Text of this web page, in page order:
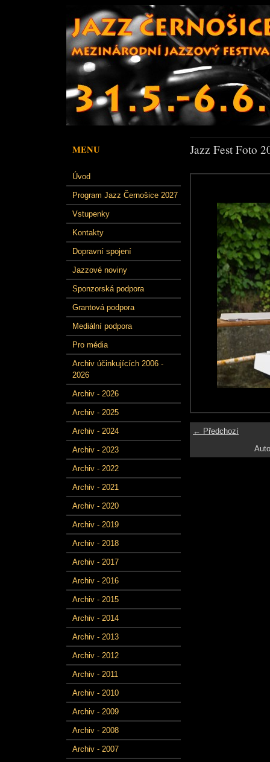
MENU
Úvod
Program Jazz Černošice 2027
Vstupenky
Kontakty
Dopravní spojení
Jazzové noviny
Sponzorská podpora
Grantová podpora
Mediální podpora
Pro média
Archiv účinkujících 2006 -
2026
Archiv - 2026
Archiv - 2025
Archiv - 2024
Archiv - 2023
Archiv - 2022
Archiv - 2021
Archiv - 2020
Archiv - 2019
Archiv - 2018
Archiv - 2017
Archiv - 2016
Archiv - 2015
Archiv - 2014
Archiv - 2013
Archiv - 2012
Archiv - 2011
Archiv - 2010
Archiv - 2009
Archiv - 2008
Archiv - 2007
Jazz Fest Foto
← Předchozí